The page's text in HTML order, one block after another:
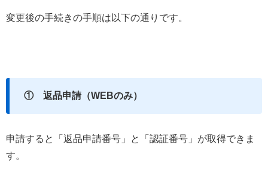
変更後の手続きの手順は以下の通りです。
① 返品申請（WEBのみ）
申請すると「返品申請番号」と「認証番号」が取得できま
す。